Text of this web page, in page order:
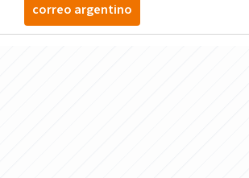
correo argentino